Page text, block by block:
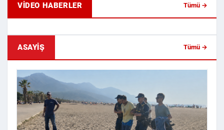
VIDEO HABERLER
Tümü →
Geride Bıraktığı Mektup Tefecilik
Samsun'da Lise
ASAYIŞ Tümü →